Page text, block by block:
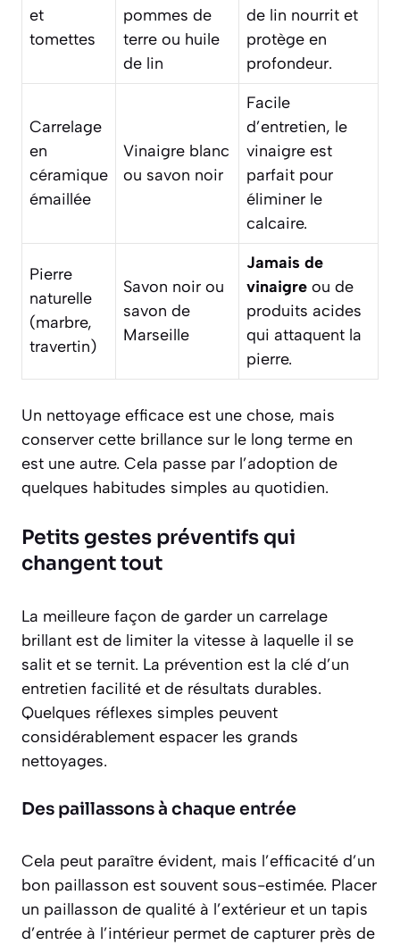
et
tomettes
pommes de
terre ou huile
de lin
de lin nourrit et
protège en
profondeur.
Carrelage
en
céramique
émaillée
Vinaigre blanc
ou savon noir
Facile
d’entretien, le
vinaigre est
parfait pour
éliminer le
calcaire.
Pierre
naturelle
(marbre,
travertin)
Savon noir ou
savon de
Marseille
Jamais de
vinaigre ou de
produits acides
qui attaquent la
pierre.
Un nettoyage efficace est une chose, mais
conserver cette brillance sur le long terme en
est une autre. Cela passe par l’adoption de
quelques habitudes simples au quotidien.
Petits gestes préventifs qui
changent tout
La meilleure façon de garder un carrelage
brillant est de limiter la vitesse à laquelle il se
salit et se ternit. La prévention est la clé d’un
entretien facilité et de résultats durables.
Quelques réflexes simples peuvent
considérablement espacer les grands
nettoyages.
Des paillassons à chaque entrée
Cela peut paraître évident, mais l’efficacité d’un
bon paillasson est souvent sous-estimée. Placer
un paillasson de qualité à l’extérieur et un tapis
d’entrée à l’intérieur permet de capturer près de